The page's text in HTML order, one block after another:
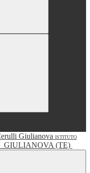
ISTITUTO
GIULIANOVA (TE)